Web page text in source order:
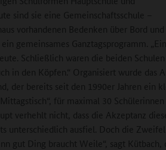
sind sie eine Gemeinschaftsschule –
vorhandenen Bedenken über Bord und
gemeinsames Ganztagsprogramm.
Schließlich waren die beiden
in den Köpfen.“ Organisiert wurde das
der bereits seit den 1990er Jahren ein
Mittagstisch“, für maximal 30
verhehlt nicht, dass die Akzeptanz
unterschiedlich ausfiel. Doch die
gut Ding braucht Weile“, sagt Kütbach,